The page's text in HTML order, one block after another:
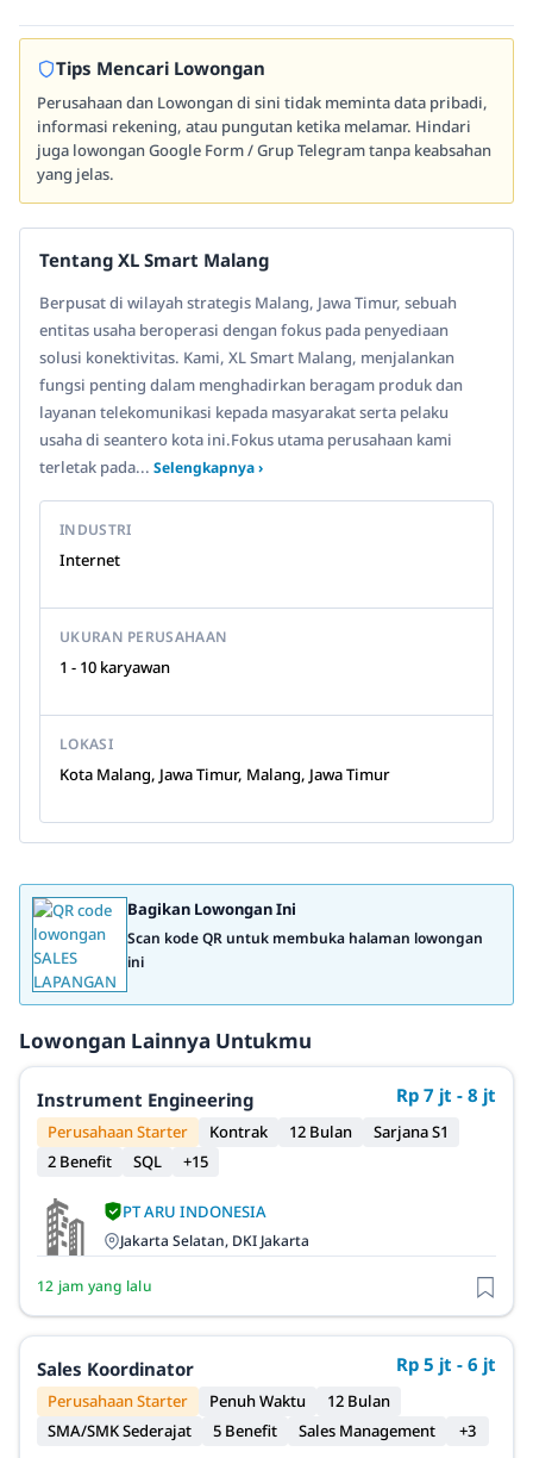
Tips Mencari Lowongan
Perusahaan dan Lowongan di sini tidak meminta data pribadi,
informasi rekening, atau pungutan ketika melamar. Hindari
juga lowongan Google Form / Grup Telegram tanpa keabsahan
yang jelas.
Tentang XL Smart Malang
Berpusat di wilayah strategis Malang, Jawa Timur, sebuah
entitas usaha beroperasi dengan fokus pada penyediaan
solusi konektivitas. Kami, XL Smart Malang, menjalankan
fungsi penting dalam menghadirkan beragam produk dan
layanan telekomunikasi kepada masyarakat serta pelaku
usaha di seantero kota ini.Fokus utama perusahaan kami
terletak pada... Selengkapnya ›
INDUSTRI
Internet
UKURAN PERUSAHAAN
1 - 10 karyawan
LOKASI
Kota Malang, Jawa Timur, Malang, Jawa Timur
Bagikan Lowongan Ini
Scan kode QR untuk membuka halaman lowongan
ini
Lowongan Lainnya Untukmu
Instrument Engineering Rp 7 jt - 8 jt
Perusahaan Starter Kontrak 12 Bulan
Sarjana S1
2 Benefit
SQL +15
PT ARU INDONESIA
Jakarta Selatan, DKI Jakarta
12 jam yang lalu
Sales Koordinator Rp 5 jt - 6 jt
Perusahaan Starter Penuh Waktu
12 Bulan
SMA/SMK Sederajat
5 Benefit Sales Management +3